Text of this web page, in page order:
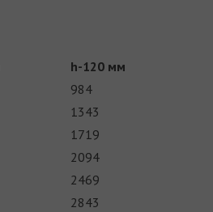
h-120 мм
984
1343
1719
2094
2469
2843